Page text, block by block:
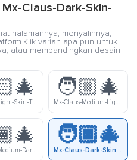
Claus-Dark-Skin-
halamannya, menyalinnya,
varian apa pun untuk
atau membandingkan desain
Mx-Claus-Light-Skin-Tone
🧑🏼‍🎄
Mx-Claus-Medium-Light-Skin-Tone
Mx-Claus-Medium-Dark-Skin-Tone
🧑🏿‍🎄
Mx-Claus-Dark-Skin-Tone